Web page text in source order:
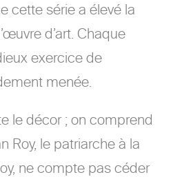
cette série a élevé la
d’art. Chaque
exercice de
menée.
le décor ; on comprend
Roy, le patriarche à la
ne compte pas céder